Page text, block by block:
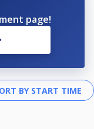
page!